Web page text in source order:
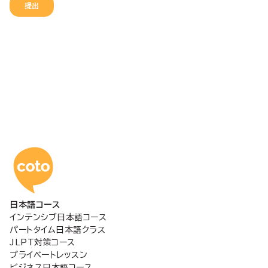
コトアカデミー日本語
日本語コース
インテンシブ日本語コース
パートタイム日本語クラス
JLPT対策コース
プライベートレッスン